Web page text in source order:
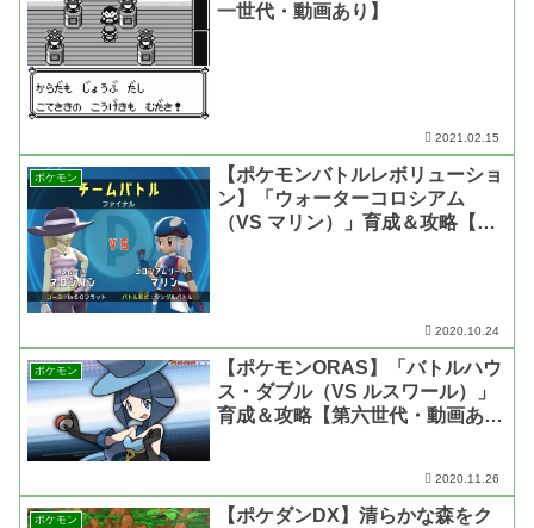
一世代・動画あり】
2021.02.15
ポケモン
【ポケモンバトルレボリューショ
ン】「ウォーターコロシアム
（VS マリン）」育成＆攻略【第
2020.10.24
ポケモン
【ポケモンORAS】「バトルハウ
ス・ダブル（VS ルスワール）」
育成＆攻略【第六世代・動画あ
2020.11.26
ポケモン
【ポケダンDX】清らかな森をク